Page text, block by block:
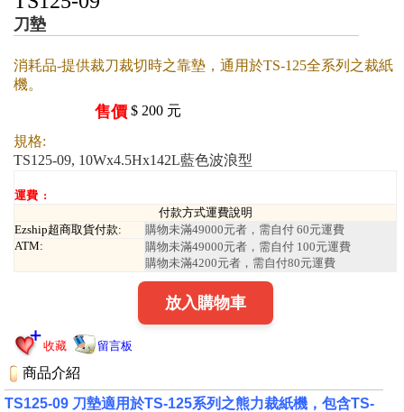
刀墊
消耗品-提供裁刀裁切時之靠墊，通用於TS-125全系列之裁紙
機。
售價 $ 200 元
規格:
TS125-09, 10Wx4.5Hx142L藍色波浪型
運費 :
付款方式運費說明
Ezship超商取貨付款:
購物未滿49000元者，需自付 60元運費
ATM:
購物未滿49000元者，需自付 100元運費
購物未滿4200元者，需自付80元運費
放入購物車
收藏 留言板
商品介紹
TS125-09 刀墊適用於TS-125系列之熊力裁紙機，包含TS-